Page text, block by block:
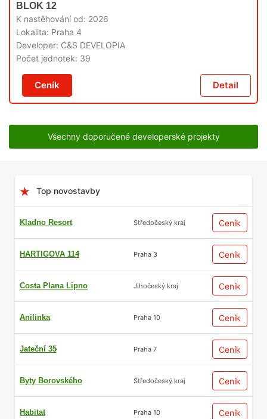
BLOK 12
K nastěhování od: 2026
Lokalita: Praha 4
Developer: C&S DEVELOPIA
Počet jednotek: 39
Ceník Detail
Všechny doporučené developerské projekty
Top novostavby
Kladno Resort Středočeský kraj Ceník
HARTIGOVA 114 Praha 3 Ceník
Costa Plana Lipno Jihočeský kraj Ceník
Anilinka Praha 10 Ceník
Jateční 35 Praha 7 Ceník
Byty Borovského Středočeský kraj Ceník
Habitat Praha 10 Ceník